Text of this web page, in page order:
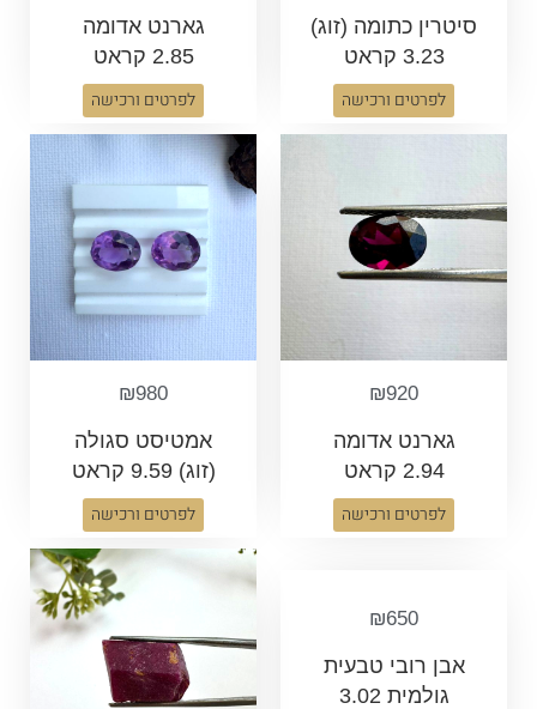
סיטרין כתומה (זוג)
3.23 קראט
לפרטים ורכישה
גארנט אדומה
2.85 קראט
לפרטים ורכישה
₪920
גארנט אדומה
2.94 קראט
לפרטים ורכישה
₪980
אמטיסט סגולה
(זוג) 9.59 קראט
לפרטים ורכישה
₪650
אבן רובי טבעית
גולמית 3.02